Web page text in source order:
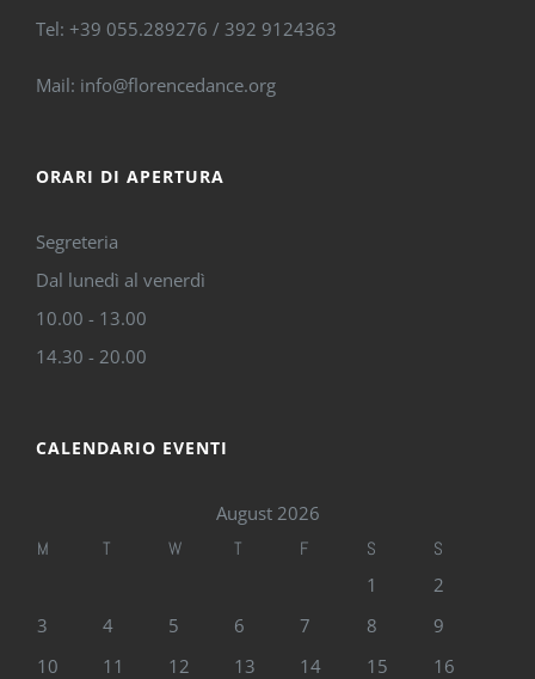
Tel: +39 055.289276 / 392 9124363
Mail: info@florencedance.org
ORARI DI APERTURA
Segreteria
Dal lunedì al venerdì
10.00 - 13.00
14.30 - 20.00
CALENDARIO EVENTI
August 2026
M T W T F S S
1
2
3
4 5 6 7 8
9
10
11 12 13 14 15
16